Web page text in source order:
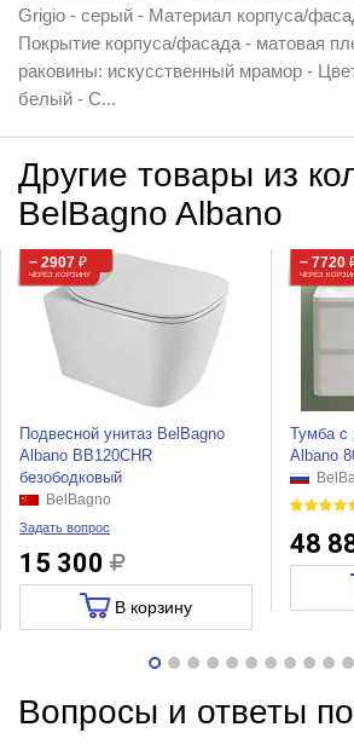
Grigio - серый - Материал корпуса/
Покрытие корпуса/фасада - матовая
раковины: искусственный мрамор -
белый - С...
Другие товары из
BelBagno Albano
− 2907 ₽
ЧЕРЕЗ КОРЗИНУ
Подвесной унитаз BelBagno
Albano BB120CHR
безободковый
BelBagno
Задать вопрос
15 300
В корзину
− 7720
ЧЕРЕЗ
Тумба с
Albano
48
Вопросы и ответы